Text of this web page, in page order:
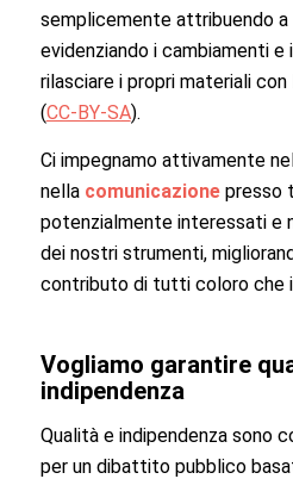
semplicemente attribuendo
evidenziando i cambiamenti e
rilasciare i propri materiali
(CC-BY-SA).
Ci impegnamo attivamente
nella comunicazione presso
potenzialmente interessati e
dei nostri strumenti,
contributo di tutti coloro che
Vogliamo garantire
indipendenza
Qualità e indipendenza sono
per un dibattito pubblico